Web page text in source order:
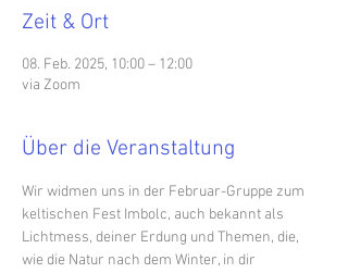
Zeit & Ort
08. Feb. 2025, 10:00 – 12:00
via Zoom
Über die Veranstaltung
Wir widmen uns in der Februar-Gruppe zum
keltischen Fest Imbolc, auch bekannt als
Lichtmess, deiner Erdung und Themen, die,
wie die Natur nach dem Winter, in dir